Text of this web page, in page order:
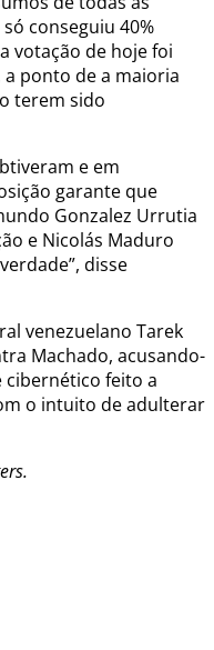
conseguiu 40%
votação de hoje foi
ponto de a maioria
terem sido
e em
garante que
Gonzalez Urrutia
e Nicolás Maduro
disse
venezuelano Tarek
Machado, acusando-
feito a
o intuito de adulterar